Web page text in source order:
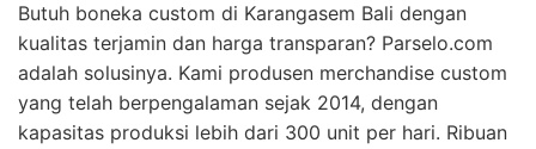
Butuh boneka custom di Karangasem Bali dengan
kualitas terjamin dan harga transparan? Parselo.com
adalah solusinya. Kami produsen merchandise custom
yang telah berpengalaman sejak 2014, dengan
kapasitas produksi lebih dari 300 unit per hari. Ribuan